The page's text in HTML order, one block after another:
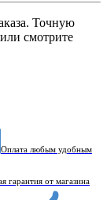
Точную
смотрите
Оплата любым удобным
гарантия от магазина